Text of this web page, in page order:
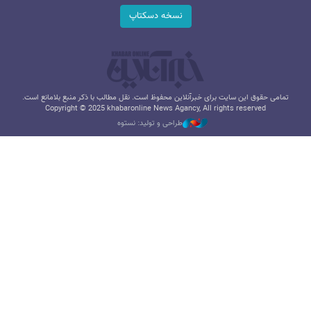
نسخه دسکتاپ
تمامی حقوق این سایت برای خبرآنلاین محفوظ است. نقل مطالب با ذکر منبع بلامانع است.
Copyright © 2025 khabaronline News Agancy, All rights reserved
طراحی و تولید: نستوه